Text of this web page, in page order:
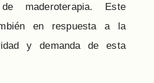
maderoterapia. Este
en respuesta a la
y demanda de esta